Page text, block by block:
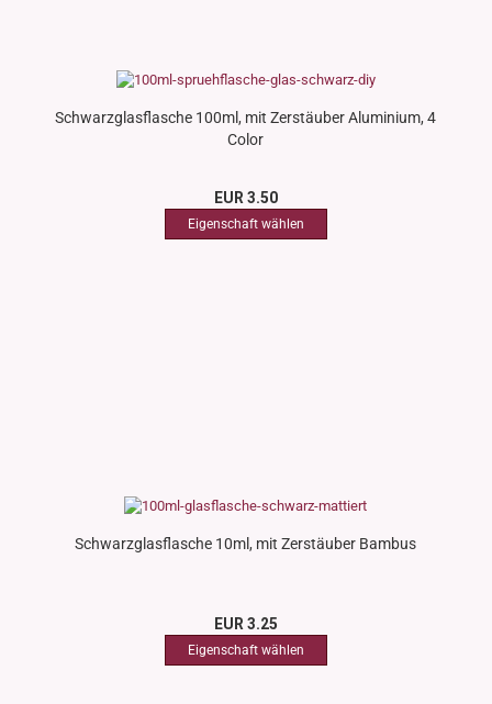
Schwarzglasflasche 100ml, mit Zerstäuber Aluminium, 4
Color
EUR 3.50
Schwarzglasflasche 10ml, mit Zerstäuber Bambus
EUR 3.25